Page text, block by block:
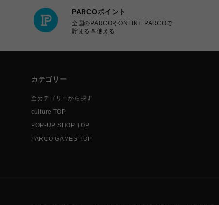
PARCOポイント
全国のPARCOやONLINE PARCOで
貯まる＆使える
カテゴリー
全カテゴリーから探す
culture TOP
POP-UP SHOP TOP
PARCO GAMES TOP